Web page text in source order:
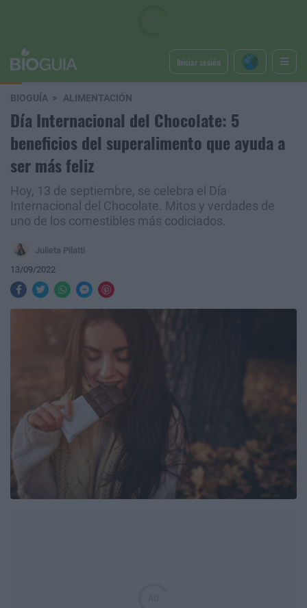
Iniciar sesión
BIOGUÍA ALIMENTACIÓN
Día Internacional del Chocolate: 5
beneficios del superalimento que ayuda a
ser más feliz
Hoy, 13 de septiembre, se celebra el Día
Internacional del Chocolate. Mitos y verdades de
uno de los comestibles más codiciados.
Julieta Pilatti
13/09/2022